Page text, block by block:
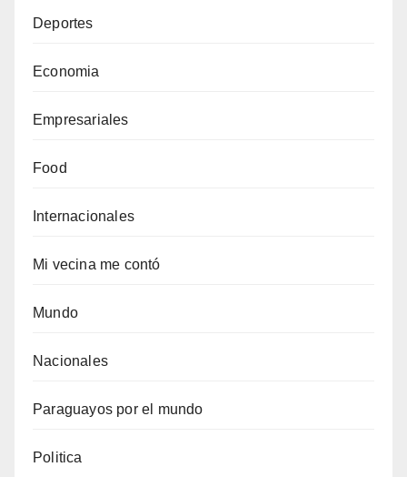
Deportes
Economia
Empresariales
Food
Internacionales
Mi vecina me contó
Mundo
Nacionales
Paraguayos por el mundo
Politica